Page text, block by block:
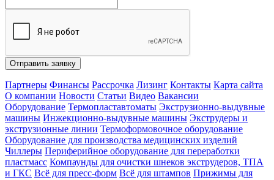
Отправить заявку
Партнеры Финансы Рассрочка Лизинг Контакты Карта сайта
О компании Новости Статьи Видео Вакансии
Оборудование Термопластавтоматы Экструзионно-выдувные
машины Инжекционно-выдувные машины Экструдеры и
экструзионные линии Термоформовочное оборудование
Оборудование для производства медицинских изделий
Чиллеры Периферийное оборудование для переработки
пластмасс Компаунды для очистки шнеков экструдеров, ТПА
и ГКС Всё для пресс-форм Всё для штампов Прижимы для